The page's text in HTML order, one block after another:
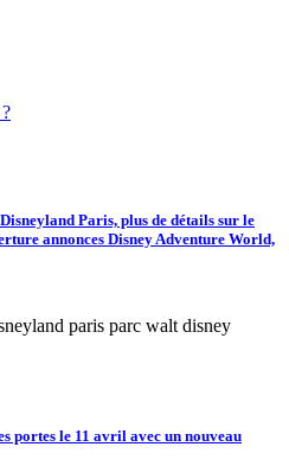
Paris, plus de détails sur le
annonces Disney Adventure World,
portes le 11 avril avec un nouveau